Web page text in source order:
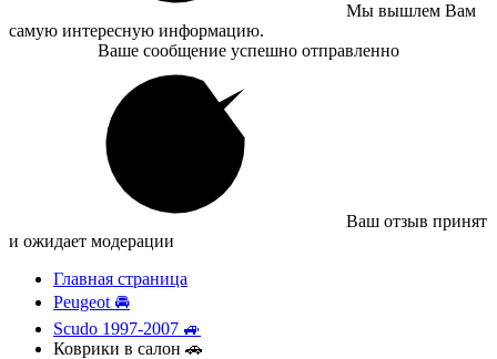
Мы вышлем Вам
самую интересную информацию.
Ваше сообщение успешно отправленно
Ваш отзыв принят
и ожидает модерации
Главная страница
Peugeot 🚘
Scudo 1997-2007 🚙
Коврики в салон 🚗